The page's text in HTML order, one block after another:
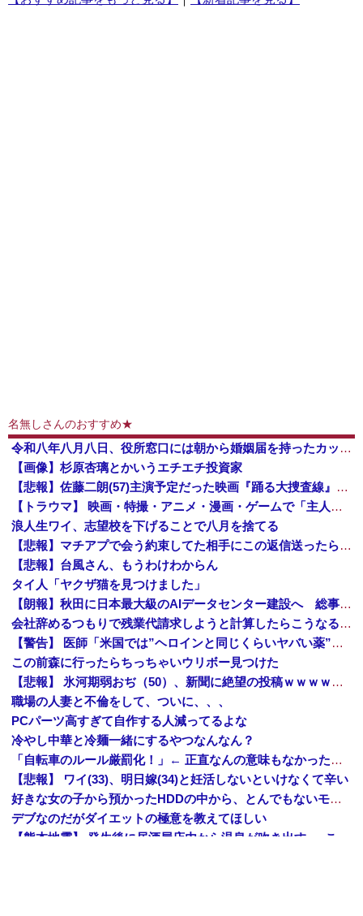
名無しさんのおすすめ★
令和八年八月八日、役所窓口には朝から婚姻届を持ったカップルの列「この日に提出しようねと」
【画像】杉原杏璃とかいうエチエチ投資家
【悲報】佐藤二朗(57)主演予定だった映画『踊る大捜査線』スピンオフ作品の撮影中止が正式に決定
【トラウマ】 映画・特撮・アニメ・漫画・ゲームで「主人公がガチで敗北した回」と聞いて真っ先に思い浮かぶのは？
浪人生ワイ、志望校を下げることで八月を捨てる
【悲報】マチアプで会う約束してた相手にこの返信送ったらブロックされたんやが
【悲報】台風さん、もうわけわからん
タイ人「ヤクザ猫を見つけました」
【朗報】秋田に日本最大級のAIデータセンター建設へ 総事業費2兆円、UAEが巨額投資を協議
会社辞めるつもりで残業代請求しようと計算したらこうなるｗｗｗ
【警告】 医師「米国では”ヘロインと同じくらいヤバい薬”が日本では平気で処方されてる」
この前森に行ったらちっちゃいウリボー見つけた
【悲報】 氷河期弱おぢ（50）、新聞に絶望の投稿ｗｗｗｗｗｗｗｗｗｗｗ
職場の人妻と不倫をして、ついに、、、
PCパーツ高すぎて自作する人減ってるよな
冷やし中華と冷麺一緒にするやつなんなん？
「自転車のルール厳罰化！」← 正直なんの意味もなかった件ｗｗｗｗｗｗｗｗ
【悲報】 ワイ(33)、明日嫁(34)と妊活しないといけなくて辛い
好きな女の子から預かったHDDの中から、とんでもないモノを発見してしまった
デブなのだがダイエットの極意を教えてほしい